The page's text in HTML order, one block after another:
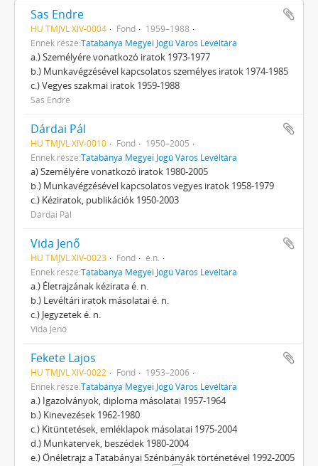
Sas Endre
HU TMJVL XIV-0004 Fond
1959–1988
Ennek része:Tatabánya Megyei Jogú Város Levéltára
a.) Személyére vonatkozó iratok 1973-1977
b.) Munkavégzésével kapcsolatos sze­mélyes iratok 1974-1985
c.) Vegyes szakmai iratok 1959-1988
Sas Endre
Dárdai Pál
HU TMJVL XIV-0010 Fond
1950–2005
Ennek része:Tatabánya Megyei Jogú Város Levéltára
a) Személyére vonatkozó iratok 1980-2005
b.) Munkavégzésével kapcsolatos ve­gyes iratok 1958-1979
c.) Kéziratok, publikációk 1950-2003
Dárdai Pál
Vida Jenő
HU TMJVL XIV-0023 Fond
é.n.
Ennek része:Tatabánya Megyei Jogú Város Levéltára
a.) Életrajzának kézirata é. n.
b.) Levéltári iratok másolatai é. n.
c.) Jegyzetek é. n.
Vida Jenő
Fekete Lajos
HU TMJVL XIV-0022 Fond
1953–2006
Ennek része:Tatabánya Megyei Jogú Város Levéltára
a.) Igazolványok, diploma másolatai 1957-1964
b.) Kinevezések 1962-1980
c.) Kitüntetések, emléklapok másolatai 1975-2004
d.) Munkatervek, beszédek 1980-2004
e.) Önéletrajz a Tatabányai Szénbányák történetével 1992-2005